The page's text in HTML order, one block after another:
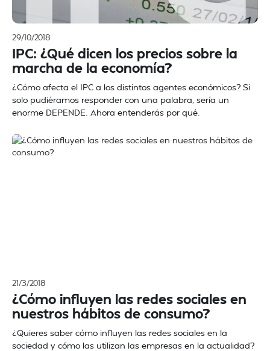
29/10/2018
IPC: ¿Qué dicen los precios sobre la
marcha de la economía?
¿Cómo afecta el IPC a los distintos agentes económicos? Si
solo pudiéramos responder con una palabra, sería un
enorme DEPENDE. Ahora entenderás por qué.
21/3/2018
¿Cómo influyen las redes sociales en
nuestros hábitos de consumo?
¿Quieres saber cómo influyen las redes sociales en la
sociedad y cómo las utilizan las empresas en la actualidad?